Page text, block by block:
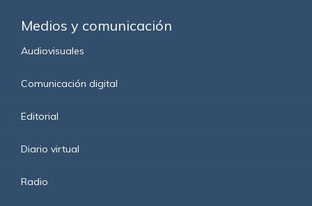
Medios y comunicación
Audiovisuales
Comunicación digital
Editorial
Diario virtual
Radio